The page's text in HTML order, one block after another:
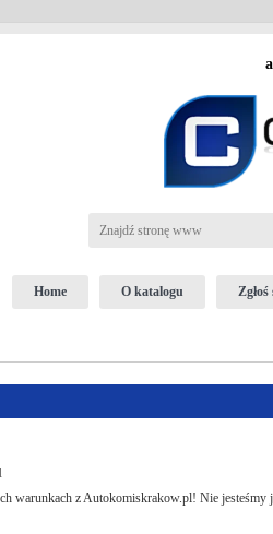
Home O katalogu
warunkach z Autokomiskrakow.pl! Nie jesteśmy